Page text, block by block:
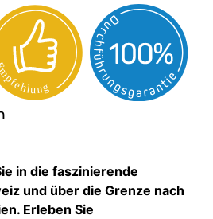
in die faszinierende
und über die Grenze nach
Erleben Sie